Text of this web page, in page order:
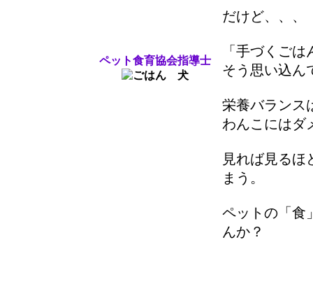
ペット食育協会指導士
だけど、、、
「手づくご
そう思い込ん
栄養バランス
わんこにはダ
見れば見るほ
まう。
ペットの「食
んか？